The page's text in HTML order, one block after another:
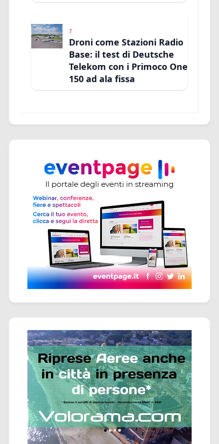
7
Droni come Stazioni Radio
Base: il test di Deutsche
Telekom con i Primoco One
150 ad ala fissa